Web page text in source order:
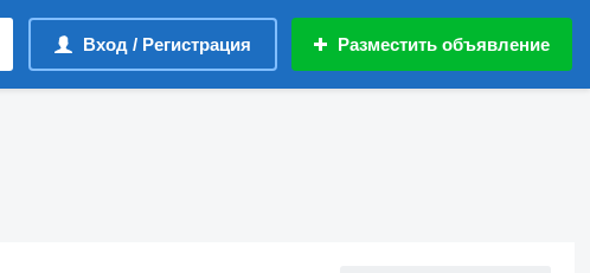
Вход / Регистрация Разместить объявление